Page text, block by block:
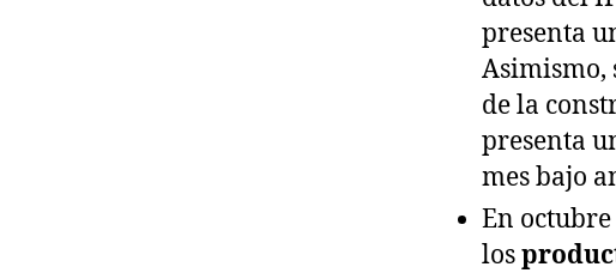
presenta
Asimismo,
de la
presenta
mes bajo
En octubre
los